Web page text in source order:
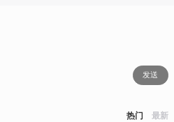
发送
热门 最新